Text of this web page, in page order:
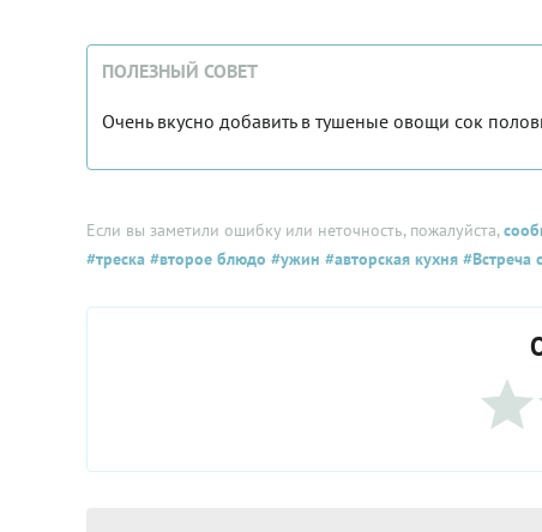
ПОЛЕЗНЫЙ СОВЕТ
Очень вкусно добавить в тушеные овощи сок
Если вы заметили ошибку или неточность, пожалуйста,
#треска #второе блюдо #ужин #авторская кухня #Встреча